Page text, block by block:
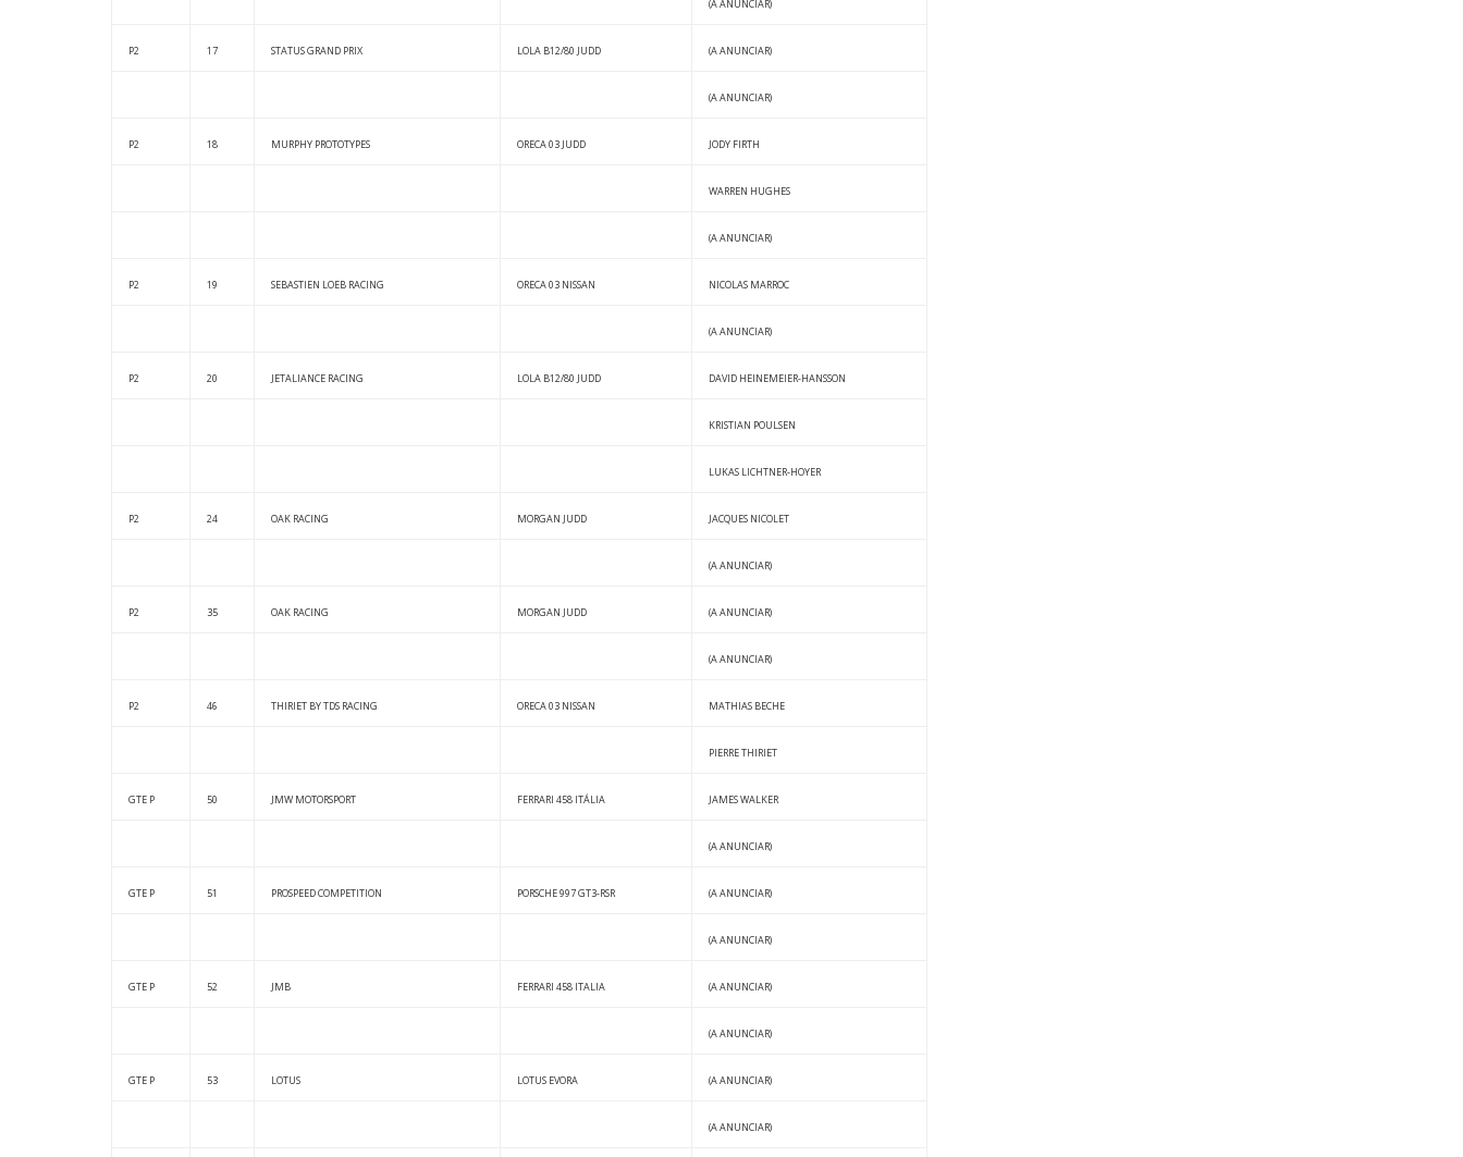
(A ANUNCIAR)
P2 17 STATUS GRAND PRIX LOLA B12/80 JUDD (A ANUNCIAR)
(A ANUNCIAR)
P2 18 MURPHY PROTOTYPES ORECA 03 JUDD JODY FIRTH
WARREN HUGHES
(A ANUNCIAR)
P2 19 SEBASTIEN LOEB RACING ORECA 03 NISSAN NICOLAS MARROC
(A ANUNCIAR)
P2 20 JETALIANCE RACING LOLA B12/80 JUDD DAVID HEINEMEIER-HANSSON
KRISTIAN POULSEN
LUKAS LICHTNER-HOYER
P2 24 OAK RACING MORGAN JUDD JACQUES NICOLET
(A ANUNCIAR)
P2 35 OAK RACING MORGAN JUDD (A ANUNCIAR)
(A ANUNCIAR)
P2 46 THIRIET BY TDS RACING ORECA 03 NISSAN MATHIAS BECHE
PIERRE THIRIET
GTE P 50 JMW MOTORSPORT FERRARI 458 ITÁLIA JAMES WALKER
(A ANUNCIAR)
GTE P 51 PROSPEED COMPETITION PORSCHE 997 GT3-RSR (A ANUNCIAR)
(A ANUNCIAR)
GTE P 52 JMB FERRARI 458 ITALIA (A ANUNCIAR)
(A ANUNCIAR)
GTE P 53 LOTUS LOTUS EVORA (A ANUNCIAR)
(A ANUNCIAR)